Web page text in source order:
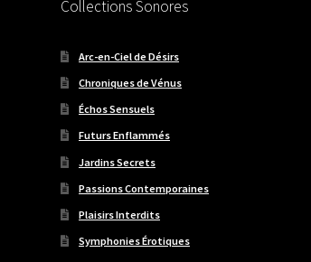
Collections Sonores
Arc-en-Ciel de Désirs
Chroniques de Vénus
Échos Sensuels
Futurs Enflammés
Jardins Secrets
Passions Contemporaines
Plaisirs Interdits
Symphonies Érotiques